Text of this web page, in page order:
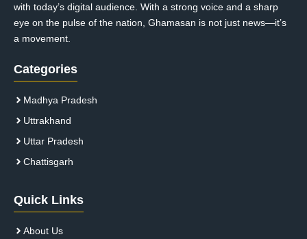
with today’s digital audience. With a strong voice and a sharp
eye on the pulse of the nation, Ghamasan is not just news—it’s
a movement.
Categories
Madhya Pradesh
Uttrakhand
Uttar Pradesh
Chattisgarh
Quick Links
About Us